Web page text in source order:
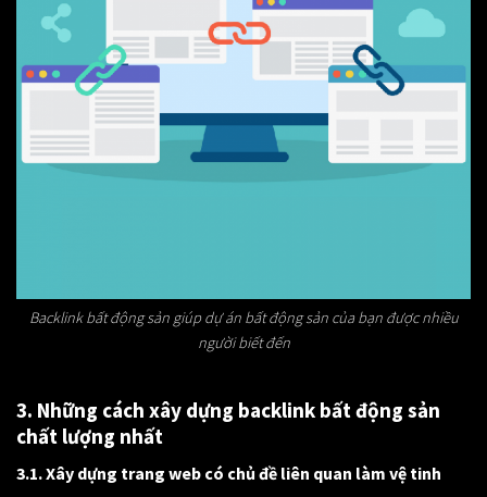
Backlink bất động sản giúp dự án bất động sản của bạn được nhiều
người biết đến
3. Những cách xây dựng backlink bất động sản
chất lượng nhất
3.1. Xây dựng trang web có chủ đề liên quan làm vệ tinh